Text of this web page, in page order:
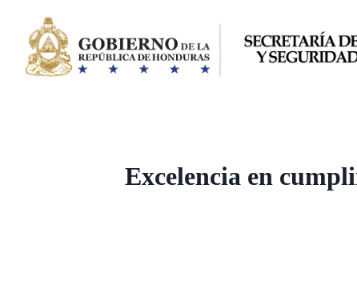
contenido
Excelencia en